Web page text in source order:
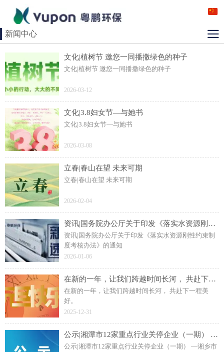
新闻中心
文化|植树节 邀您一同播撒绿色的种子
文化|植树节 邀您一同播撒绿色的种子
2026-03-12
文化|3.8妇女节—与她书
文化|3.8妇女节—与她书
2026-03-08
立春|春山在望 未来可期
立春|春山在望 未来可期
2026-02-04
资讯|国务院办公厅关于印发《落实水资源刚性约束制度考核办法》的通知
资讯|国务院办公厅关于印发《落实水资源刚性约束制
度考核办法》的通知
2026-01-06
在新的一年，让我们跨越时间长河， 共赴下一程美好。
在新的一年，让我们跨越时间长河， 共赴下一程美
好。
2025-12-31
公示|湘潭市12家重点行业关停企业（一期） —湘乡市金兔纺织有限公司地块 土壤污染状况调查报告公示
公示|湘潭市12家重点行业关停企业（一期） —湘乡市